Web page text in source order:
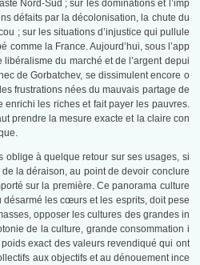
Nord-Sud ; sur les dominations et l’imp
défaits par la décolonisation, la chute du
; sur les situations d’injustice qui pullule
comme la France. Aujourd’hui, sous l’app
du marché et de l’argent depui
de Gorbatchev, se dissimulent encore o
frustrations nées du mauvais partage de
enrichi les riches et fait payer les pauvres.
prendre la mesure exacte et la claire con
oblige à quelque retour sur ses usages, si
la déraison, au point de devoir conclure
sur la première. Ce panorama culture
désarmé les cœurs et les esprits, doit pese
opposer les cultures des grandes in
de la culture, grande consommation i
exact des valeurs revendiqué qui ont
aux objectifs et au dénouement ince